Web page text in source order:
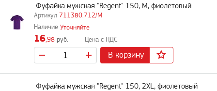
711380.712/M
Фуфайка мужская "Regent" 150, M, фиолетовый
Уточняйте
16,98 руб.
В корзину
Фуфайка мужская "Regent" 150, 2XL, фиолетовый